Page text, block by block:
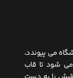
می پیوندد،
می شود تا قاب